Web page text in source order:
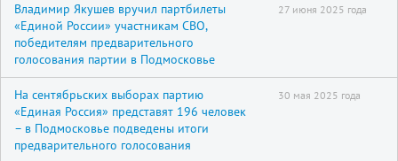
Владимир Якушев вручил партбилеты
«Единой России» участникам СВО,
победителям предварительного
голосования партии в Подмосковье
27 июня 2025 года
На сентябрьских выборах партию
«Единая Россия» представят 196 человек
– в Подмосковье подведены итоги
предварительного голосования
30 мая 2025 года